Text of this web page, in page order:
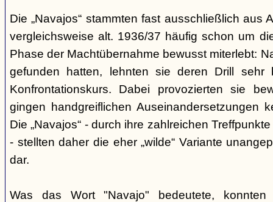
Die „Navajos“ stammten fast ausschließlich aus
vergleichsweise alt. 1936/37 häufig schon um
Phase der Machtübernahme bewusst miterlebt:
gefunden hatten, lehnten sie deren Drill
Konfrontationskurs. Dabei provozierten sie
gingen handgreiflichen Auseinandersetzungen
Die „Navajos“ - durch ihre zahlreichen
- stellten daher die eher „wilde“ Variante
dar.
Was das Wort "Navajo" bedeutete, konnten